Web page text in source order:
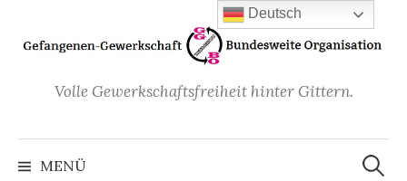
Inhalt
überspringen
Volle Gewerkschaftsfreiheit hinter Gittern.
MENÜ
Suchen
nach:
Deutsch